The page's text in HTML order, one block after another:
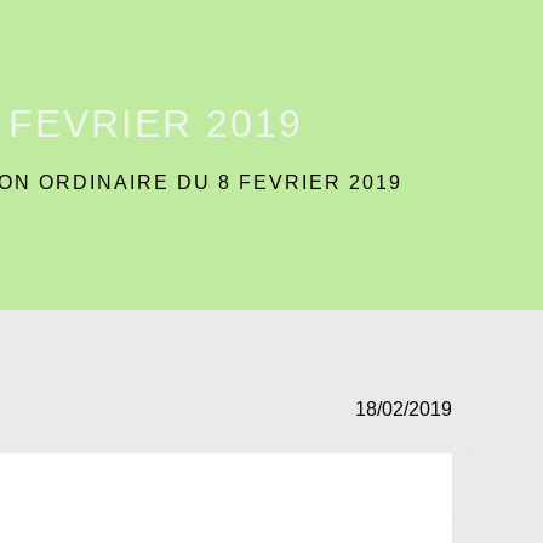
2019
ORDINAIRE DU 8 FEVRIER 2019
18/02/2019